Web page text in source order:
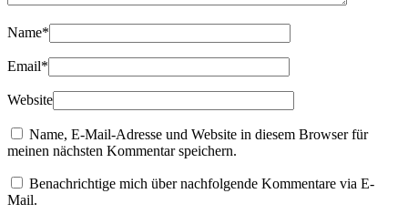
Name*
Email*
Website
Name, E-Mail-Adresse und Website in diesem Browser für
meinen nächsten Kommentar speichern.
Benachrichtige mich über nachfolgende Kommentare via E-
Mail.